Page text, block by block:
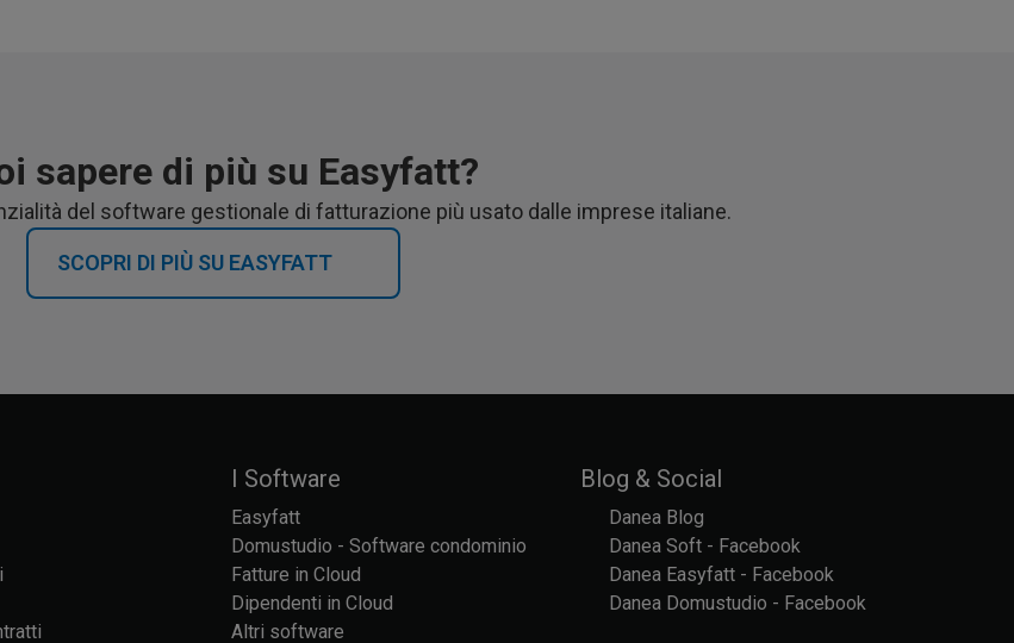
sapere di più su Easyfatt?
del software gestionale di fatturazione più usato dalle imprese italiane.
SCOPRI DI PIÙ SU EASYFATT
I Software
Easyfatt
Domustudio - Software condominio
Fatture in Cloud
Dipendenti in Cloud
Altri software
Blog & Social
Danea Blog
Danea Soft - Facebook
Danea Easyfatt - Facebook
Danea Domustudio - Facebook